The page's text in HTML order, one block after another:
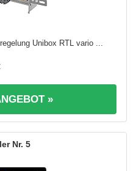
Unibox RTL vario ...
»
5